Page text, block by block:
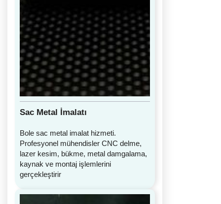
Sac Metal İmalatı
Bole sac metal imalat hizmeti.
Profesyonel mühendisler CNC delme,
lazer kesim, bükme, metal damgalama,
kaynak ve montaj işlemlerini
gerçekleştirir